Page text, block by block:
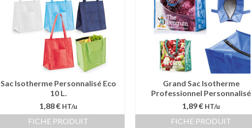
Sac Isotherme Personnalisé Eco
10 L.
1,88 € HT/u
FICHE PRODUIT
Grand Sac Isotherme
Professionnel Personnalisé
1,89 € HT/u
FICHE PRODUIT